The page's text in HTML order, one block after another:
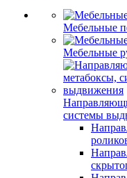
Мебельные
Мебельные
системы